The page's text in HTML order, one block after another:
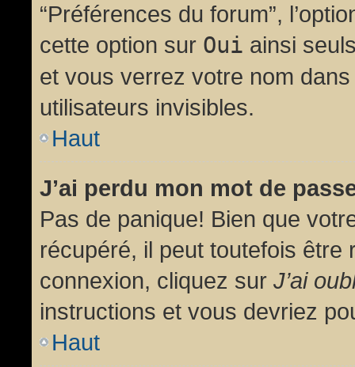
“Préférences du forum”,
cette option sur Oui ainsi
et vous verrez votre nom
utilisateurs invisibles.
Haut
J’ai perdu mon mot de
Pas de panique! Bien que
récupéré, il peut toutefois être
connexion, cliquez sur J’ai
instructions et vous devriez
Haut